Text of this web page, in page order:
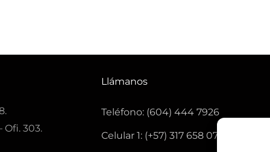
Ofi. 303.
Llámanos
Teléfono: (604) 444 7926
Celular 1: (+57) 317 658 0771